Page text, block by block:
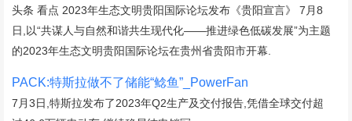
头条 看点 2023年生态文明贵阳国际论坛发布《贵阳宣言》 7月8
日,以“共谋人与自然和谐共生现代化——推进绿色低碳发展”为主题
的2023年生态文明贵阳国际论坛在贵州省贵阳市开幕.
PACK:特斯拉做不了储能“鲶鱼”_PowerFan
7月3日,特斯拉发布了2023年Q2生产及交付报告,凭借全球交付超